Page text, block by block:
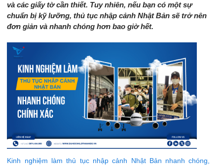
và các giấy tờ cần thiết. Tuy nhiên, nếu bạn có một sự
chuẩn bị kỹ lưỡng, thủ tục nhập cảnh Nhật Bản sẽ trở nên
đơn giản và nhanh chóng hơn bao giờ hết.
Kinh nghiệm làm thủ tục nhập cảnh Nhật Bản nhanh chóng,